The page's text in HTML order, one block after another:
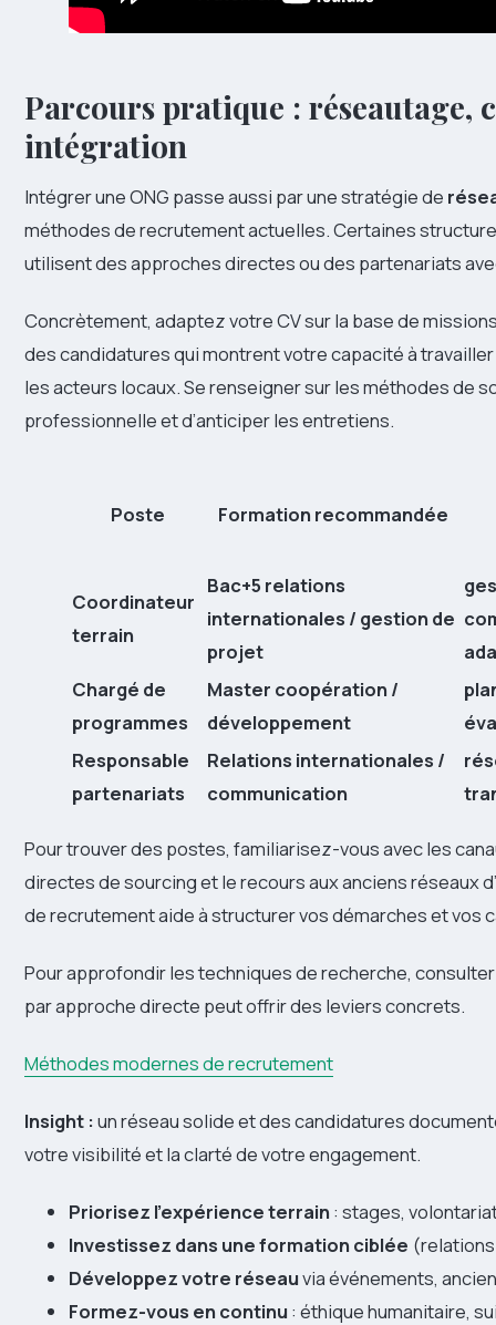
Parcours pratique : réseautage,
intégration
Intégrer une ONG passe aussi par une stratégie de
méthodes de recrutement actuelles. Certaines
utilisent des approches directes ou des partenariats
Concrètement, adaptez votre CV sur la base de
des candidatures qui montrent votre capacité à
les acteurs locaux. Se renseigner sur les méthodes de
professionnelle et d’anticiper les entretiens.
Poste Formation recommandée
Coordinateur
terrain
Bac+5 relations
internationales / gestion de
projet
Chargé de
programmes
Master coopération /
développement
Responsable
partenariats
Relations internationales /
communication
Pour trouver des postes, familiarisez-vous avec les
directes de sourcing et le recours aux anciens réseaux
de recrutement aide à structurer vos démarches et vos
Pour approfondir les techniques de recherche,
par approche directe peut offrir des leviers concrets.
Méthodes modernes de recrutement
Insight : un réseau solide et des candidatures
votre visibilité et la clarté de votre engagement.
Priorisez l’expérience terrain : stages,
Investissez dans une formation ciblée
Développez votre réseauvia événements,
Formez-vous en continu : éthique humanitaire,